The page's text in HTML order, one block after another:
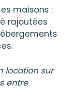
maisons :
rajoutées
location sur
entre